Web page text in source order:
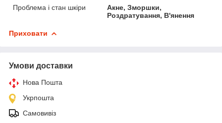
Проблема і стан шкіри
Акне, Зморшки,
Роздратування, В'янення
Приховати
Умови доставки
Нова Пошта
Укрпошта
Самовивіз